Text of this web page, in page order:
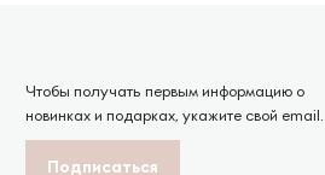
Чтобы получать первым информацию о
новинках и подарках, укажите свой email.